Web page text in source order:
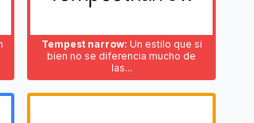
Tempest narrow: Un estilo que si
bien no se diferencia mucho de
las...